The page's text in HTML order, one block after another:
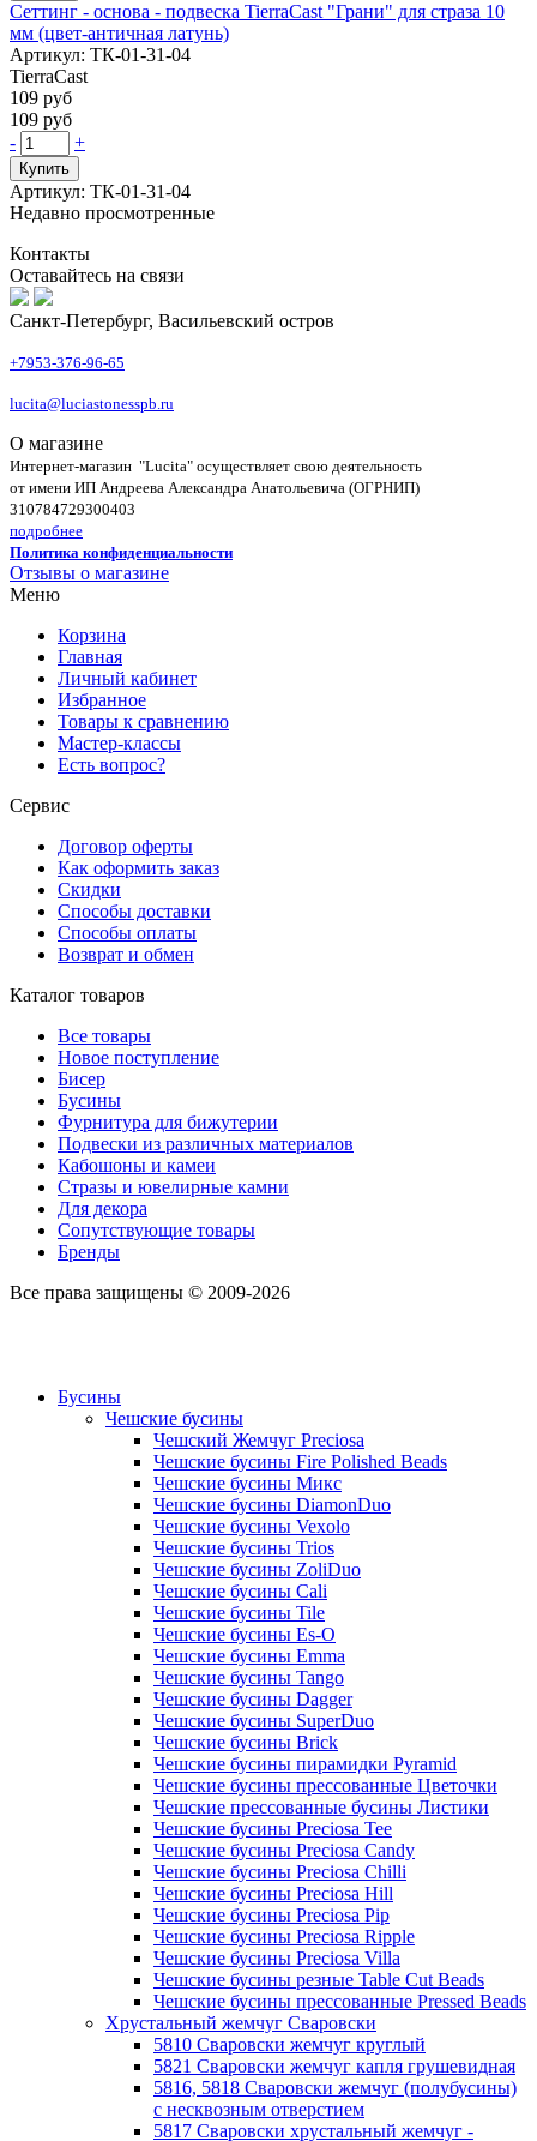
Сеттинг - основа - подвеска TierraCast "Грани" для страза 10
мм (цвет-античная латунь)
Артикул: ТК-01-31-04
TierraCast
109 руб
109 руб
-
+
Купить
Артикул: ТК-01-31-04
Недавно просмотренные
Контакты
Оставайтесь на связи
Санкт-Петербург, Васильевский остров
+7953-376-96-65
lucita@luciastonesspb.ru
О магазине
Интернет-магазин "Lucita" осуществляет свою деятельность
от имени ИП Андреева Александра Анатольевича (ОГРНИП)
310784729300403
подробнее
Политика конфиденциальности
Отзывы о магазине
Меню
Корзина
Главная
Личный кабинет
Избранное
Товары к сравнению
Мастер-классы
Есть вопрос?
Сервис
Договор оферты
Как оформить заказ
Скидки
Способы доставки
Способы оплаты
Возврат и обмен
Каталог товаров
Все товары
Новое поступление
Бисер
Бусины
Фурнитура для бижутерии
Подвески из различных материалов
Кабошоны и камеи
Стразы и ювелирные камни
Для декора
Сопутствующие товары
Бренды
Все права защищены © 2009-2026
Бусины
Чешские бусины
Чешский Жемчуг Preciosa
Чешские бусины Fire Polished Beads
Чешские бусины Микс
Чешские бусины DiamonDuo
Чешские бусины Vexolo
Чешские бусины Trios
Чешские бусины ZoliDuo
Чешские бусины Cali
Чешские бусины Tile
Чешские бусины Es-O
Чешские бусины Emma
Чешские бусины Tango
Чешские бусины Dagger
Чешские бусины SuperDuo
Чешские бусины Brick
Чешские бусины пирамидки Pyramid
Чешские бусины прессованные Цветочки
Чешские прессованные бусины Листики
Чешские бусины Preciosa Tee
Чешские бусины Preciosa Candy
Чешские бусины Preciosa Chilli
Чешские бусины Preciosa Hill
Чешские бусины Preciosa Pip
Чешские бусины Preciosa Ripple
Чешские бусины Preciosa Villa
Чешские бусины резные Table Cut Beads
Чешские бусины прессованные Pressed Beads
Хрустальный жемчуг Сваровски
5810 Сваровски жемчуг круглый
5821 Сваровски жемчуг капля грушевидная
5816, 5818 Сваровски жемчуг (полубусины)
с несквозным отверстием
5817 Сваровски хрустальный жемчуг -